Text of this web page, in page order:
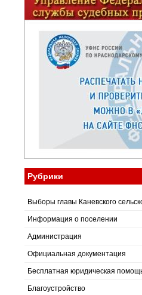
Рубрики
Выборы главы Каневского
Информация о поселении
Администрация
Официальная документация
Бесплатная юридическая
Благоустройство